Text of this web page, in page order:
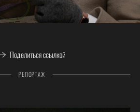
Поделиться ссылкой
РЕПОРТАЖ